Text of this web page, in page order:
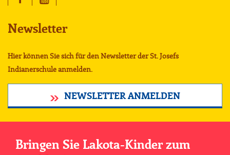
Newsletter
Hier können Sie sich für den Newsletter der St. Josefs
Indianerschule anmelden.
NEWSLETTER ANMELDEN
Bringen Sie Lakota-Kinder zum